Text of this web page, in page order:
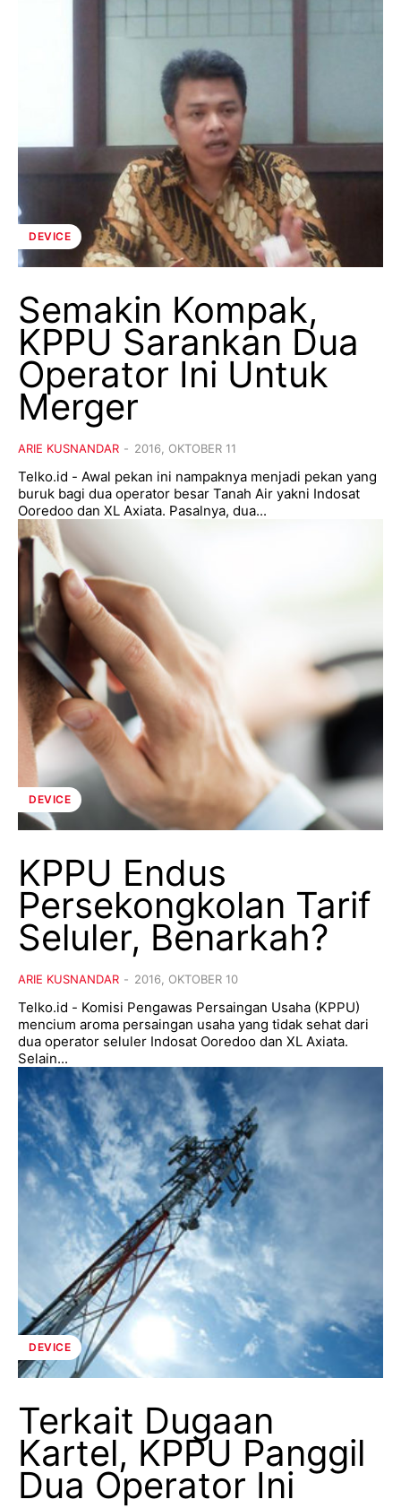
DEVICE
Semakin Kompak,
KPPU Sarankan Dua
Operator Ini Untuk
Merger
ARIE KUSNANDAR - 2016, OKTOBER 11
Telko.id - Awal pekan ini nampaknya menjadi pekan yang
buruk bagi dua operator besar Tanah Air yakni Indosat
Ooredoo dan XL Axiata. Pasalnya, dua...
DEVICE
KPPU Endus
Persekongkolan Tarif
Seluler, Benarkah?
ARIE KUSNANDAR - 2016, OKTOBER 10
Telko.id - Komisi Pengawas Persaingan Usaha (KPPU)
mencium aroma persaingan usaha yang tidak sehat dari
dua operator seluler Indosat Ooredoo dan XL Axiata.
Selain...
DEVICE
Terkait Dugaan
Kartel, KPPU Panggil
Dua Operator Ini